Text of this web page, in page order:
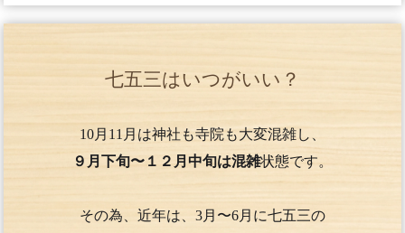
七五三はいつがいい？
10月11月は神社も寺院も大変混雑し、
９月下旬〜１２月中旬は混雑状態です。
その為、近年は、3月〜6月に七五三の